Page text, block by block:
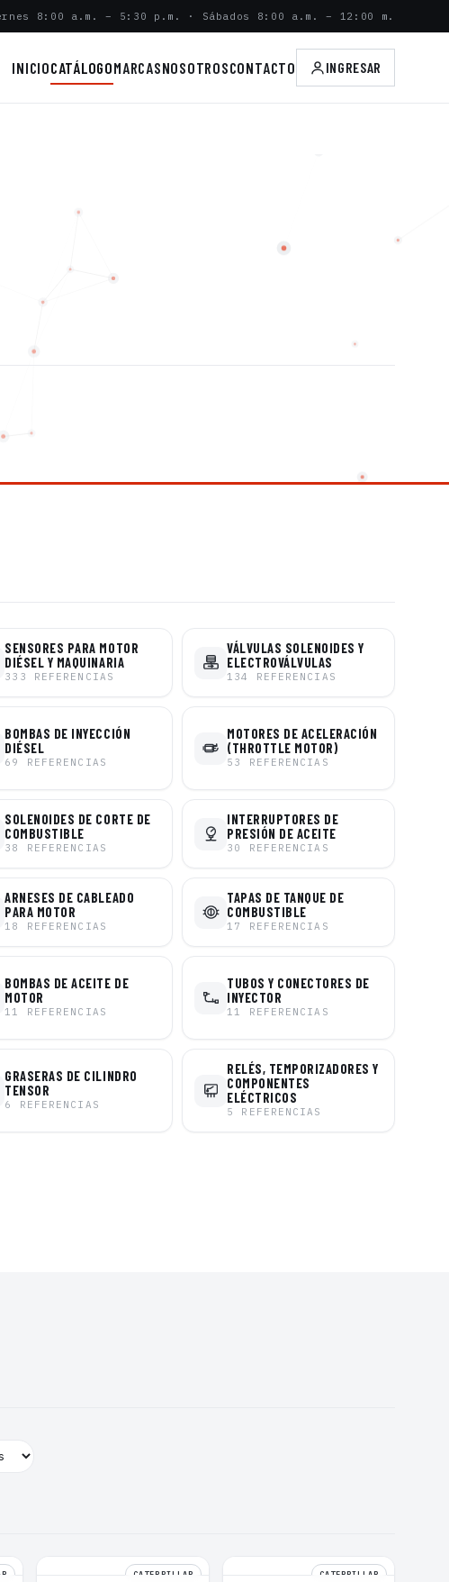
8:00 a.m. – 5:30 p.m. · Sábados 8:00 a.m. – 12:00 m.
INICIOCATÁLOGOMARCASNOSOTROSCONTACTO INGRESAR
SENSORES PARA MOTOR
DIÉSEL Y MAQUINARIA
333 REFERENCIAS
VÁLVULAS SOLENOIDES Y
ELECTROVÁLVULAS
134 REFERENCIAS
BOMBAS DE INYECCIÓN
DIÉSEL
69 REFERENCIAS
MOTORES DE ACELERACIÓN
(THROTTLE MOTOR)
53 REFERENCIAS
SOLENOIDES DE CORTE DE
COMBUSTIBLE
38 REFERENCIAS
INTERRUPTORES DE
PRESIÓN DE ACEITE
30 REFERENCIAS
ARNESES DE CABLEADO
PARA MOTOR
18 REFERENCIAS
TAPAS DE TANQUE DE
COMBUSTIBLE
17 REFERENCIAS
BOMBAS DE ACEITE DE
MOTOR
11 REFERENCIAS
TUBOS Y CONECTORES DE
INYECTOR
11 REFERENCIAS
GRASERAS DE CILINDRO
TENSOR
6 REFERENCIAS
RELÉS, TEMPORIZADORES Y
COMPONENTES
ELÉCTRICOS
5 REFERENCIAS
CATERPILLAR CATERPILLAR